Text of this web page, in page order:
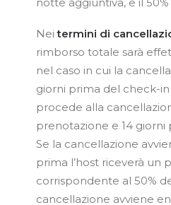
Neitermini di
rimborso totale sarà
nel caso in cui la
giorni prima del check-in
procede alla
prenotazione e 14 giorni
Se la cancellazione
prima l’host riceverà un
corrispondente al 50%
cancellazione avviene